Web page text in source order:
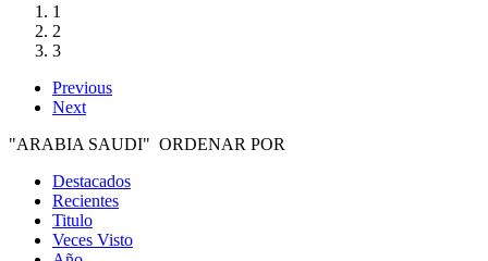
1
2
3
Previous
Next
"ARABIA SAUDI" ORDENAR POR
Destacados
Recientes
Titulo
Veces Visto